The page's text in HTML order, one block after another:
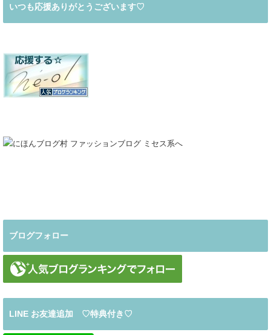
いつも応援ありがとうございます♡
ブログフォロー
LINE お友達追加 ♡特典付き♡